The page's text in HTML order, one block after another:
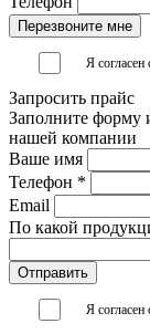
Я
Запросить прайс
Заполните форму
нашей компании
Ваше имя
Телефон *
Email
По какой
Я